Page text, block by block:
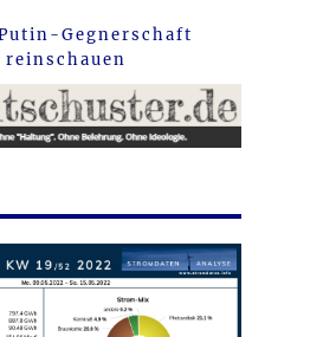
Gegnerschaft
reinschauen